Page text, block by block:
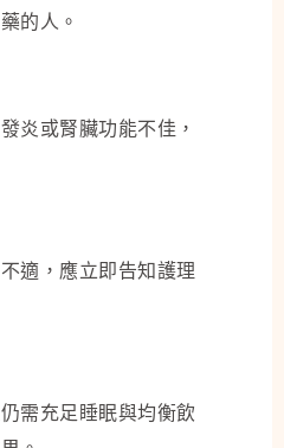
的人。
炎或腎臟功能不佳，
適，應立即告知護理
需充足睡眠與均衡飲